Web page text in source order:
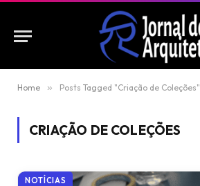
Home » Posts Tagged "Criação de Coleções"
CRIAÇÃO DE COLEÇÕES
NOTÍCIAS